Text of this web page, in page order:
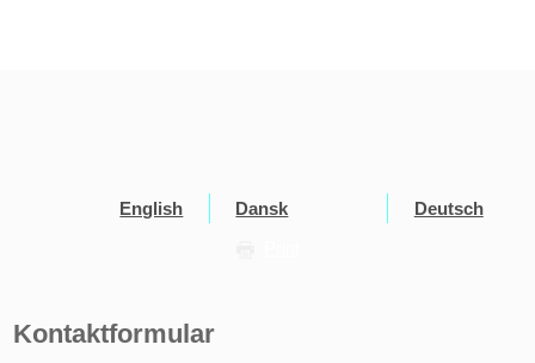
English Dansk
Deutsch
Kontaktformular